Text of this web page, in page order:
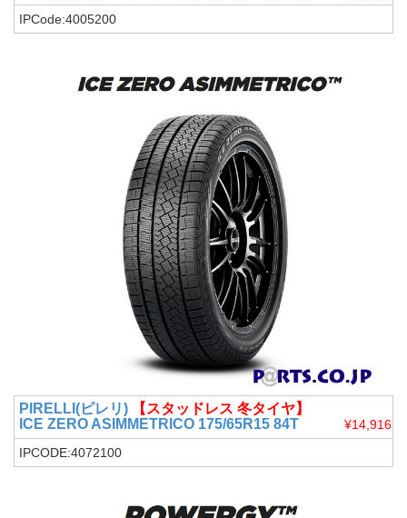
IPCode:4005200
PIRELLI(ピレリ)
【スタッドレス 冬タイヤ】
ICE ZERO ASIMMETRICO 175/65R15 84T
¥14,916
IPCODE:4072100